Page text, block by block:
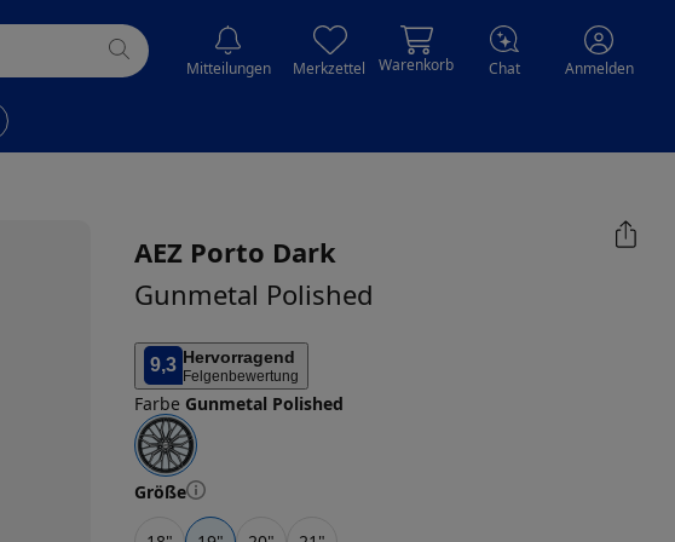
Mitteilungen Merkzettel Warenkorb Chat Anmelden
AEZ Porto Dark
Gunmetal Polished
9,3 Hervorragend
Felgenbewertung
Farbe Gunmetal Polished
Größe